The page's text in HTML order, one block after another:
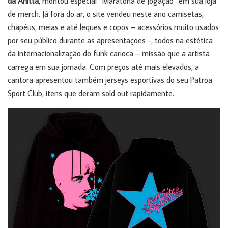
de merch. Já fora do ar, o site vendeu neste ano camisetas,
chapéus, meias e até leques e copos – acessórios muito usados
por seu público durante as apresentações -, todos na estética
da internacionalização do funk carioca – missão que a artista
carrega em sua jornada. Com preços até mais elevados, a
cantora apresentou também jerseys esportivas do seu Patroa
Sport Club, itens que deram sold out rapidamente.